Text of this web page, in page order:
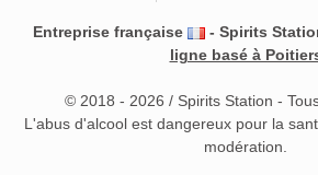
Entreprise française - Spirits
ligne basé à
© 2018 - 2026 / Spirits Station -
L'abus d'alcool est dangereux pour la
modération.